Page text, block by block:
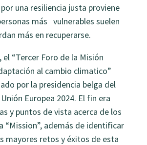
una resiliencia justa proviene
más vulnerables suelen
más en recuperarse.
“Tercer Foro de la Misión
al cambio climatico”
por la presidencia belga del
Europea 2024. El fin era
y puntos de vista acerca de los
“Mission”, además de identificar
mayores retos y éxitos de esta